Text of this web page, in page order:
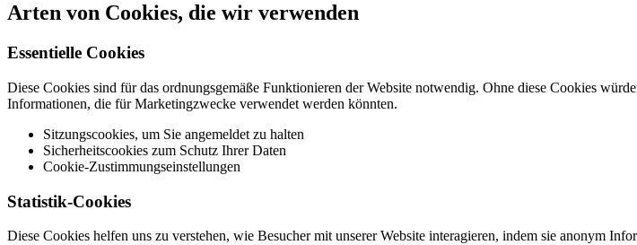
Arten von Cookies, die wir verwenden
Essentielle Cookies
Diese Cookies sind für das ordnungsgemäße Funktionieren der Website notwendig. Ohne diese Cookies
Informationen, die für Marketingzwecke verwendet werden könnten.
Sitzungscookies, um Sie angemeldet zu halten
Sicherheitscookies zum Schutz Ihrer Daten
Cookie-Zustimmungseinstellungen
Statistik-Cookies
Diese Cookies helfen uns zu verstehen, wie Besucher mit unserer Website interagieren, indem sie anonym